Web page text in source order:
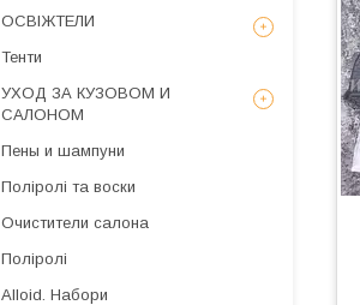
ОСВІЖТЕЛИ
Тенти
УХОД ЗА КУЗОВОМ И
САЛОНОМ
Пены и шампуни
Поліролі та воски
Очистители салона
Поліролі
Alloid. Набори